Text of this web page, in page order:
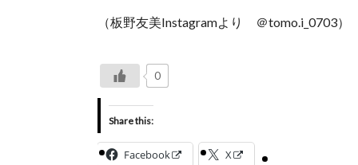
（板野友美Instagramより ＠tomo.i_0703）
0
Share this:
Facebook X